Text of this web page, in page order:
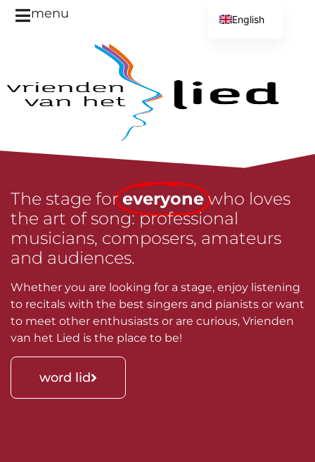
menu
The stage for everyone who loves
the art of song: professional
musicians, composers, amateurs
and audiences.
Whether you are looking for a stage, enjoy listening
to recitals with the best singers and pianists or want
to meet other enthusiasts or are curious, Vrienden
van het Lied is the place to be!
word lid
English